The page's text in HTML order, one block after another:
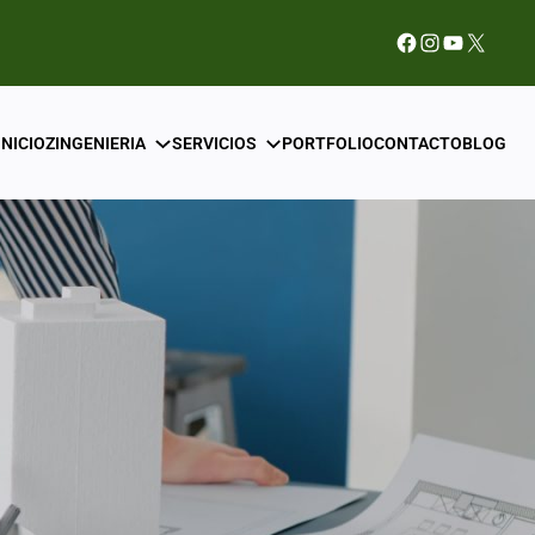
Facebook
Instagram
YouTube
X
ZINGENIERIA SERVICIOS PORTFOLIOCONTACTOBLOG